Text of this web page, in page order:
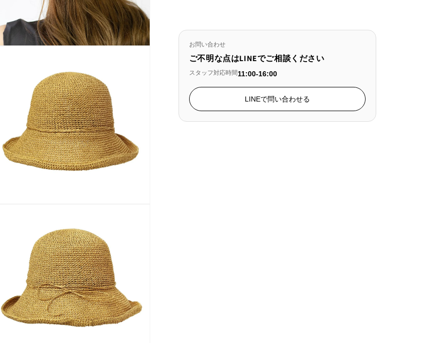
お問い合わせ
ご不明な点はLINEでご相談ください
スタッフ対応時間 11:00-16:00
LINEで問い合わせる